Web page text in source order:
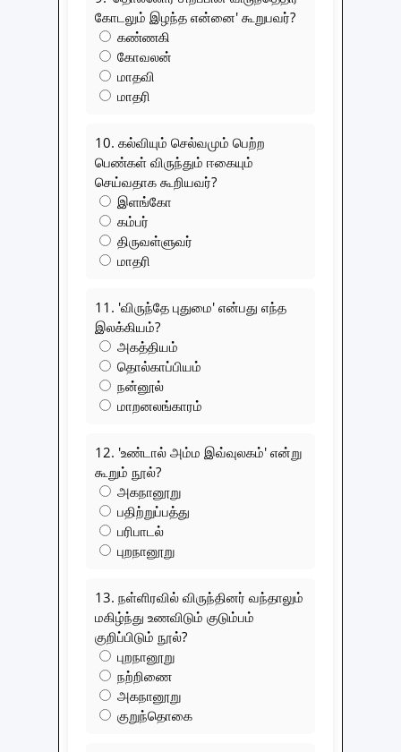
கோடலும் இழந்த என்னை' கூறுபவர்?
கண்ணகி
கோவலன்
மாதவி
மாதரி
10. கல்வியும் செல்வமும் பெற்ற
பெண்கள் விருந்தும் ஈகையும்
செய்வதாக கூறியவர்?
இளங்கோ
கம்பர்
திருவள்ளுவர்
மாதரி
11. 'விருந்தே புதுமை' என்பது எந்த
இலக்கியம்?
அகத்தியம்
தொல்காப்பியம்
நன்னூல்
மாறனலங்காரம்
12. 'உண்டால் அம்ம இவ்வுலகம்' என்று
கூறும் நூல்?
அகநானூறு
பதிற்றுப்பத்து
பரிபாடல்
புறநானூறு
13. நள்ளிரவில் விருந்தினர் வந்தாலும்
மகிழ்ந்து உணவிடும் குடும்பம்
குறிப்பிடும் நூல்?
புறநானூறு
நற்றிணை
அகநானூறு
குறுந்தொகை